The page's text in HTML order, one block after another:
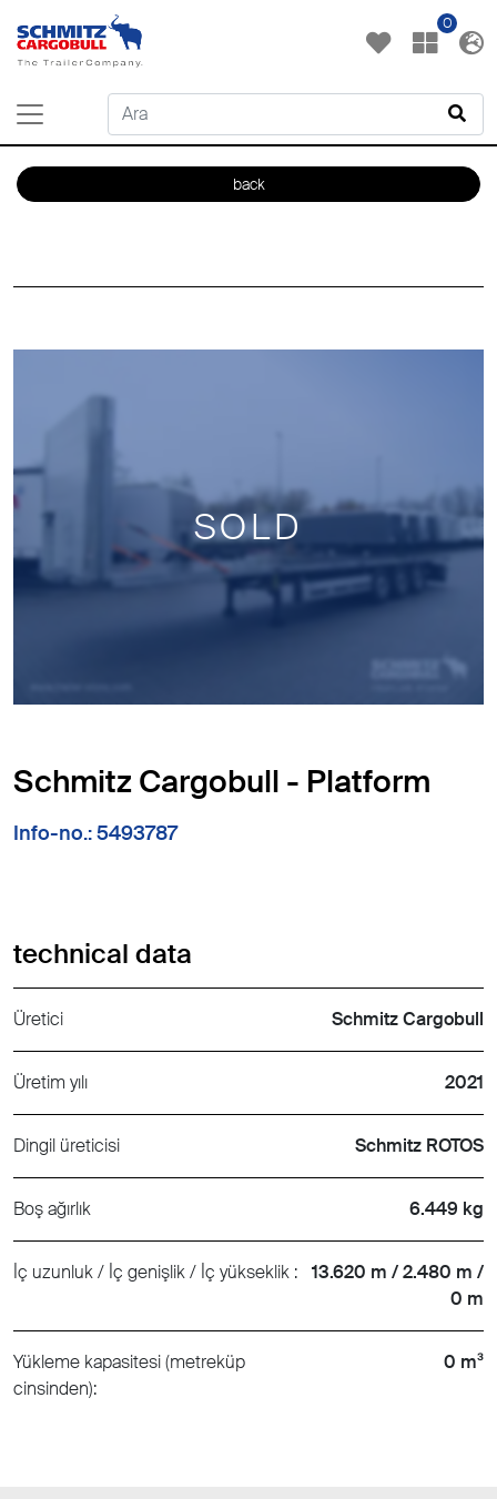
0
back
SOLD
Schmitz Cargobull - Platform
Info-no.: 5493787
technical data
Üretici Schmitz Cargobull
Üretim yılı 2021
Dingil üreticisi Schmitz ROTOS
Boş ağırlık 6.449 kg
İç uzunluk / İç genişlik / İç yükseklik :
13.620 m / 2.480 m /
0 m
Yükleme kapasitesi (metreküp
cinsinden):
0 m³